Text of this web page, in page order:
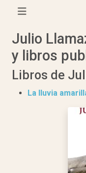
Julio
y libros
Libros de
La lluvia